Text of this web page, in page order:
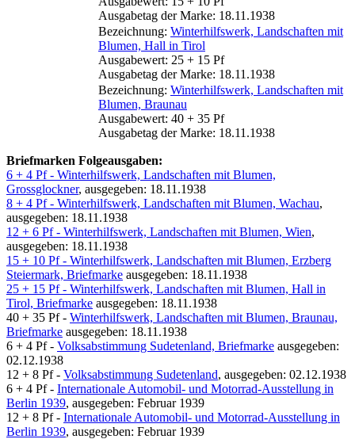
Ausgabetag der Marke: 18.11.1938
Bezeichnung: Winterhilfswerk, Landschaften mit
Blumen, Hall in Tirol
Ausgabewert: 25 + 15 Pf
Ausgabetag der Marke: 18.11.1938
Bezeichnung: Winterhilfswerk, Landschaften mit
Blumen, Braunau
Ausgabewert: 40 + 35 Pf
Ausgabetag der Marke: 18.11.1938
Briefmarken Folgeausgaben:
6 + 4 Pf - Winterhilfswerk, Landschaften mit Blumen,
Grossglockner, ausgegeben: 18.11.1938
8 + 4 Pf - Winterhilfswerk, Landschaften mit Blumen, Wachau,
ausgegeben: 18.11.1938
12 + 6 Pf - Winterhilfswerk, Landschaften mit Blumen, Wien,
ausgegeben: 18.11.1938
15 + 10 Pf - Winterhilfswerk, Landschaften mit Blumen, Erzberg
Steiermark, Briefmarke ausgegeben: 18.11.1938
25 + 15 Pf - Winterhilfswerk, Landschaften mit Blumen, Hall in
Tirol, Briefmarke ausgegeben: 18.11.1938
40 + 35 Pf - Winterhilfswerk, Landschaften mit Blumen, Braunau,
Briefmarke ausgegeben: 18.11.1938
6 + 4 Pf - Volksabstimmung Sudetenland, Briefmarke ausgegeben:
02.12.1938
12 + 8 Pf - Volksabstimmung Sudetenland, ausgegeben: 02.12.1938
6 + 4 Pf - Internationale Automobil- und Motorrad-Ausstellung in
Berlin 1939, ausgegeben: Februar 1939
12 + 8 Pf - Internationale Automobil- und Motorrad-Ausstellung in
Berlin 1939, ausgegeben: Februar 1939